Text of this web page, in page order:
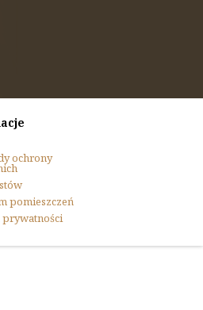
ochrony
pomieszczeń